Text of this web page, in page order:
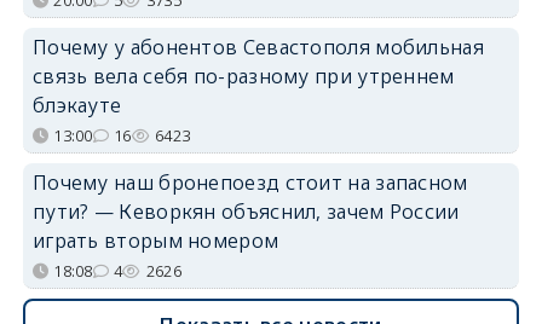
Почему у абонентов Севастополя мобильная
связь вела себя по-разному при утреннем
блэкауте
13:00 16 6423
Почему наш бронепоезд стоит на запасном
пути? — Кеворкян объяснил, зачем России
играть вторым номером
18:08 4 2626